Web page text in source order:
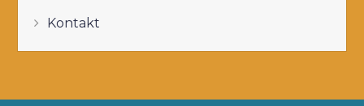
Kontakt